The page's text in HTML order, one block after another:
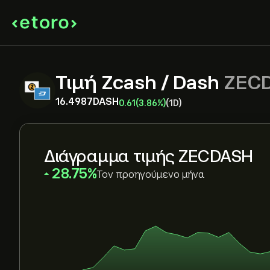
Τιμή Zcash / Dash
16.4987‎DASH‎ 0.61 (3.86%)(1D)
Διάγραμμα τιμής ZECDASH
‎28.75‎ Τον προηγούμενο μήνα